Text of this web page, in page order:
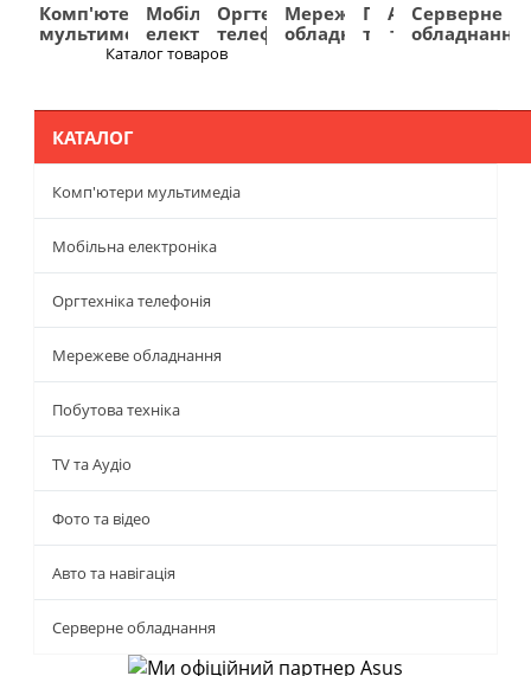
Комп'ютери
мультимедіа
Мобільна
електроніка
Оргтехніка
телефонія
Мережеве
обладнання
Побутова
техніка
TV
та
Фото
та
Авто
та
Серверне
обладнання
Каталог товаров
КАТАЛОГ
Комп'ютери мультимедіа
Мобільна електроніка
Оргтехніка телефонія
Мережеве обладнання
Побутова техніка
TV та Аудіо
Фото та відео
Авто та навігація
Серверне обладнання